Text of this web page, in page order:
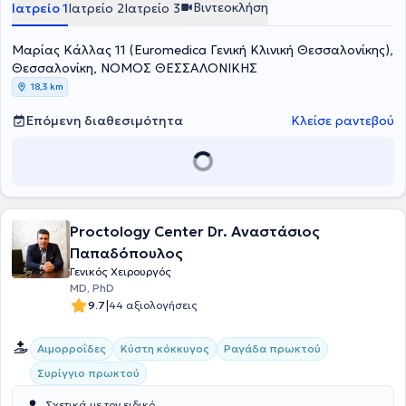
Ιατρείο 1Ιατρείο 2Ιατρείο 3 Βιντεοκλήση
Μαρίας Κάλλας 11 (Euromedica Γενική Κλινική Θεσσαλονίκης),
Θεσσαλονίκη, ΝΟΜΟΣ ΘΕΣΣΑΛΟΝΙΚΗΣ
18,3 km
Επόμενη διαθεσιμότητα Κλείσε ραντεβού
Proctology Center Dr. Αναστάσιος
Παπαδόπουλος
Γενικός Χειρουργός
MD, PhD
9.7|44 αξιολογήσεις
Αιμορροΐδες Κύστη κόκκυγος
Ραγάδα πρωκτού
Συρίγγιο πρωκτού